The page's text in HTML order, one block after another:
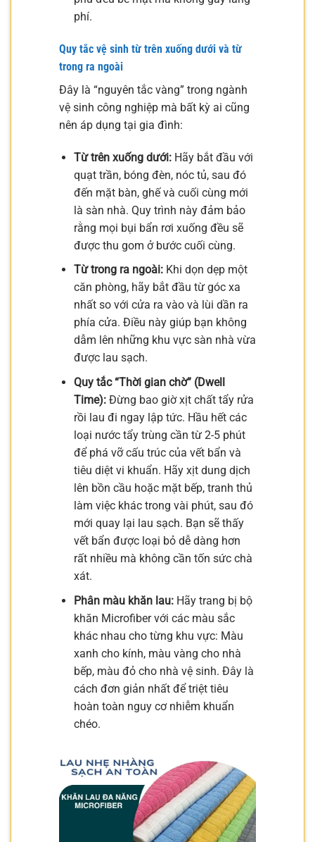
phí.
Quy tắc vệ sinh từ trên xuống dưới và từ
trong ra ngoài
Đây là “nguyên tắc vàng” trong ngành
vệ sinh công nghiệp mà bất kỳ ai cũng
nên áp dụng tại gia đình:
Từ trên xuống dưới:Hãy bắt đầu với
quạt trần, bóng đèn, nóc tủ, sau đó
đến mặt bàn, ghế và cuối cùng mới
là sàn nhà. Quy trình này đảm bảo
rằng mọi bụi bẩn rơi xuống đều sẽ
được thu gom ở bước cuối cùng.
Từ trong ra ngoài:Khi dọn dẹp một
căn phòng, hãy bắt đầu từ góc xa
nhất so với cửa ra vào và lùi dần ra
phía cửa. Điều này giúp bạn không
dẫm lên những khu vực sàn nhà vừa
được lau sạch.
Quy tắc “Thời gian chờ” (Dwell
Time):Đừng bao giờ xịt chất tẩy rửa
rồi lau đi ngay lập tức. Hầu hết các
loại nước tẩy trùng cần từ 2-5 phút
để phá vỡ cấu trúc của vết bẩn và
tiêu diệt vi khuẩn. Hãy xịt dung dịch
lên bồn cầu hoặc mặt bếp, tranh thủ
làm việc khác trong vài phút, sau đó
mới quay lại lau sạch. Bạn sẽ thấy
vết bẩn được loại bỏ dễ dàng hơn
rất nhiều mà không cần tốn sức chà
xát.
Phân màu khăn lau:Hãy trang bị bộ
khăn Microfiber với các màu sắc
khác nhau cho từng khu vực: Màu
xanh cho kính, màu vàng cho nhà
bếp, màu đỏ cho nhà vệ sinh. Đây là
cách đơn giản nhất để triệt tiêu
hoàn toàn nguy cơ nhiễm khuẩn
chéo.